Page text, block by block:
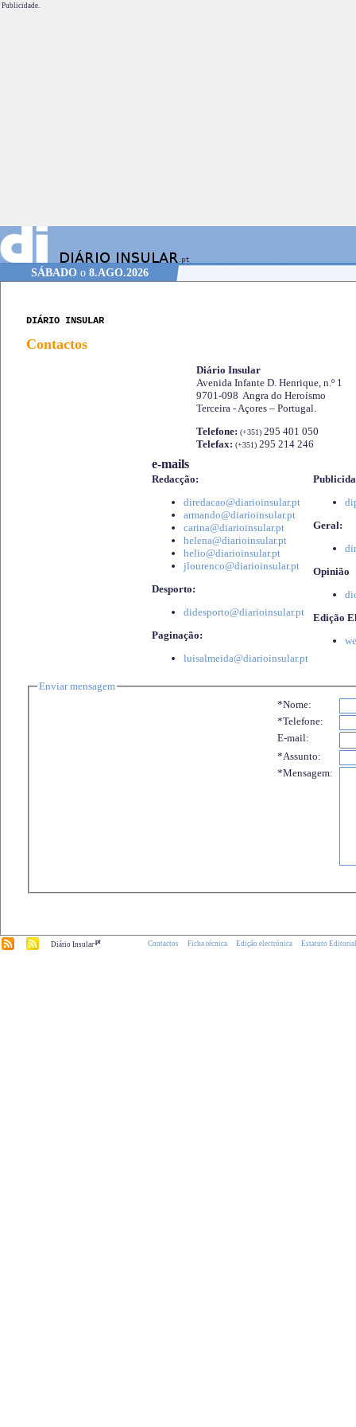
Publicidade.
SÁBADOo 8.AGO.2026
DIÁRIO INSULAR
Contactos
Diário Insular
Avenida Infante D. Henrique, n.º 1
9701-098 Angra do Heroísmo
Terceira - Açores – Portugal.
Telefone: (+351) 295 401 050
Telefax: (+351) 295 214 246
e-mails
Redacção:
diredacao@diarioinsular.pt
armando@diarioinsular.pt
carina@diarioinsular.pt
helena@diarioinsular.pt
helio@diarioinsular.pt
jlourenco@diarioinsular.pt
Desporto:
didesporto@diarioinsular.pt
Paginação:
luisalmeida@diarioinsular.pt
Geral:
Opinião
Edição
Enviar mensagem
*Nome:
*Telefone:
E-mail:
*Assunto:
*Mensagem:
Diário Insular.pt Contactos Ficha técnica Edição electrónica Estatuto Editorial